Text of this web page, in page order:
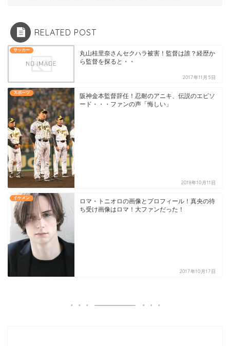
RELATED POST
サッカー
丸山桂里奈さんセクハラ被害！監督は誰？経歴か
ら監督を探ると・・
2017年11月5日
スポーツ
阪神金本監督辞任！忍耐のアニキ、伝説のエピソ
ード・・・ファンの声「悔しい」
2018年10月11日
イケメン
ロマ・トニオロの画像とプロフィール！真央の待
ち受け画像はロマ！大ファンだった！
2017年10月17日